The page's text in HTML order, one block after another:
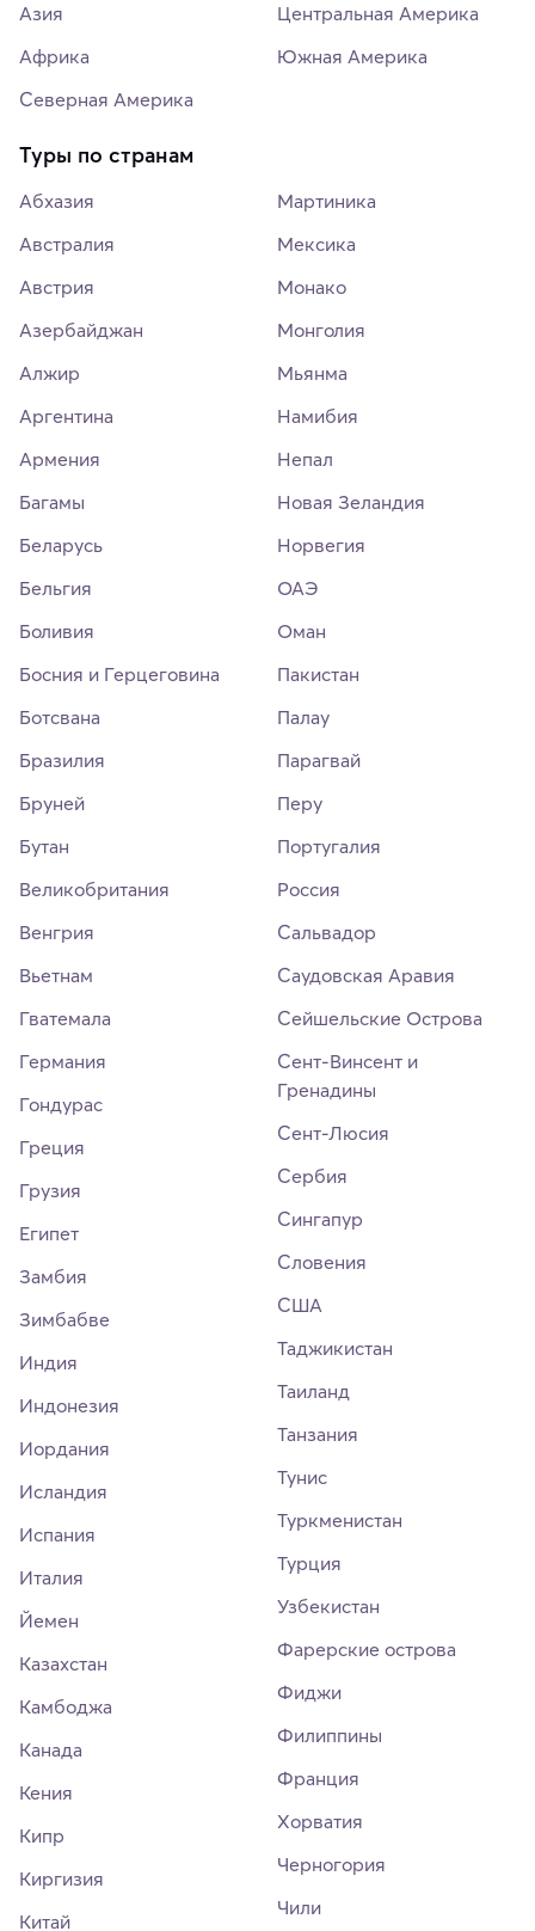
Азия
Африка
Северная Америка
Центральная Америка
Южная Америка
Туры по странам
Абхазия
Австралия
Австрия
Азербайджан
Алжир
Аргентина
Армения
Багамы
Беларусь
Бельгия
Боливия
Босния и Герцеговина
Ботсвана
Бразилия
Бруней
Бутан
Великобритания
Венгрия
Вьетнам
Гватемала
Германия
Гондурас
Греция
Грузия
Египет
Замбия
Зимбабве
Индия
Индонезия
Иордания
Исландия
Испания
Италия
Йемен
Казахстан
Камбоджа
Канада
Кения
Кипр
Киргизия
Китай
Мартиника
Мексика
Монако
Монголия
Мьянма
Намибия
Непал
Новая Зеландия
Норвегия
ОАЭ
Оман
Пакистан
Палау
Парагвай
Перу
Португалия
Россия
Сальвадор
Саудовская Аравия
Сейшельские Острова
Сент-Винсент и
Гренадины
Сент-Люсия
Сербия
Сингапур
Словения
США
Таджикистан
Таиланд
Танзания
Тунис
Туркменистан
Турция
Узбекистан
Фарерские острова
Фиджи
Филиппины
Франция
Хорватия
Черногория
Чили